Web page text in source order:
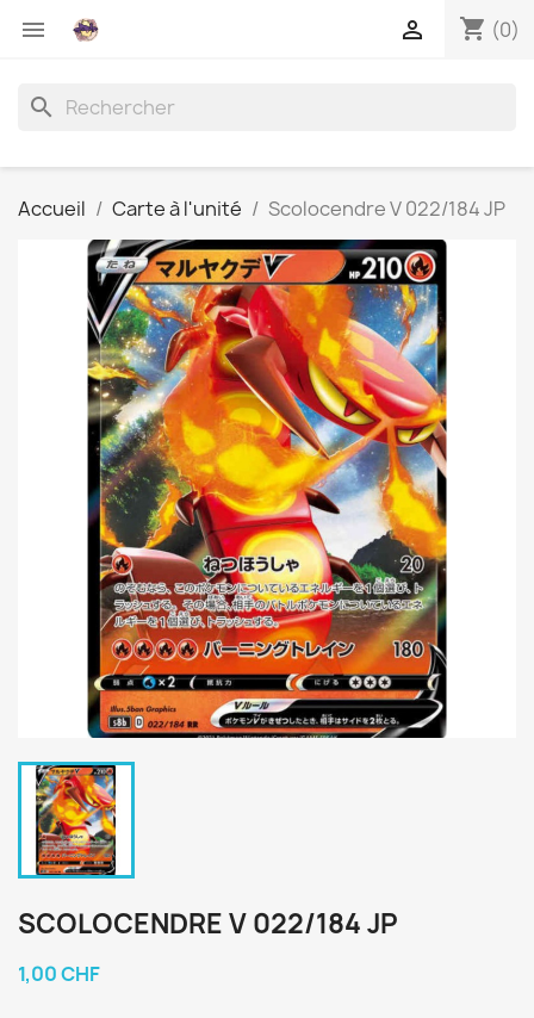
 shopping_cart (0)

search
Accueil Carte à l'unité Scolocendre V 022/184 JP
SCOLOCENDRE V 022/184 JP
1,00 CHF